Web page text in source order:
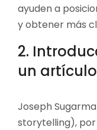
ayuden a
y obtener más
2.
un artículo
Joseph
storytelling), por